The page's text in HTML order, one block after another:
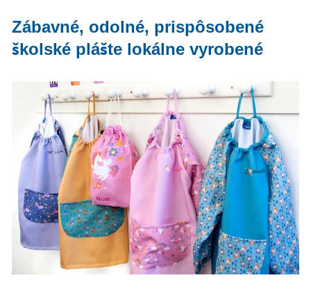
Zábavné, odolné, prispôsobené
školské plášte lokálne vyrobené